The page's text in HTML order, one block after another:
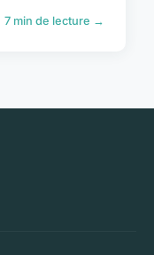
7 min de lecture →